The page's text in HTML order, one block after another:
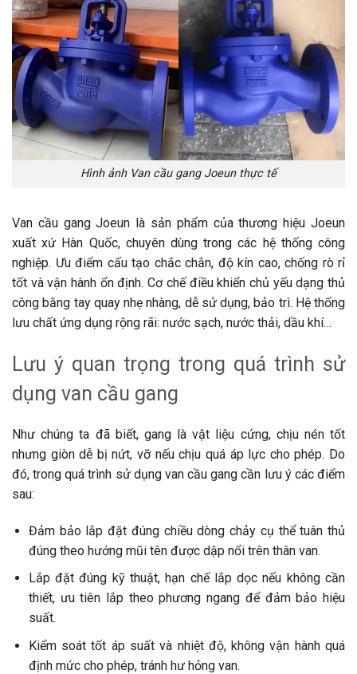
Hình ảnh Van cầu gang Joeun thực tế
Van cầu gang Joeun là sản phẩm của thương hiệu Joeun
xuất xứ Hàn Quốc, chuyên dùng trong các hệ thống công
nghiệp. Ưu điểm cấu tạo chắc chắn, độ kín cao, chống rò rỉ
tốt và vận hành ổn định. Cơ chế điều khiển chủ yếu dạng thủ
công bằng tay quay nhẹ nhàng, dễ sử dụng, bảo trì. Hệ thống
lưu chất ứng dụng rộng rãi: nước sạch, nước thải, dầu khí…
Lưu ý quan trọng trong quá trình sử
dụng van cầu gang
Như chúng ta đã biết, gang là vật liệu cứng, chịu nén tốt
nhưng giòn dễ bị nứt, vỡ nếu chịu quá áp lực cho phép. Do
đó, trong quá trình sử dụng van cầu gang cần lưu ý các điểm
sau:
Đảm bảo lắp đặt đúng chiều dòng chảy cụ thể tuân thủ
đúng theo hướng mũi tên được dập nổi trên thân van.
Lắp đặt đúng kỹ thuật, hạn chế lắp dọc nếu không cần
thiết, ưu tiên lắp theo phương ngang để đảm bảo hiệu
suất.
Kiểm soát tốt áp suất và nhiệt độ, không vận hành quá
định mức cho phép, tránh hư hỏng van.